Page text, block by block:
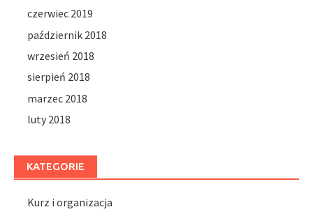
czerwiec 2019
październik 2018
wrzesień 2018
sierpień 2018
marzec 2018
luty 2018
KATEGORIE
Kurz i organizacja